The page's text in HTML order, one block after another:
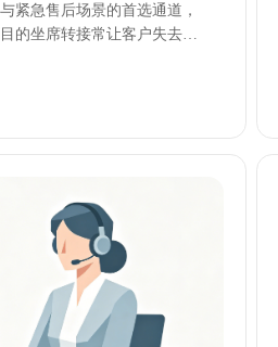
紧急售后场景的首选通道，
的坐席转接常让客户失去耐
过预判客户需求，将电话流